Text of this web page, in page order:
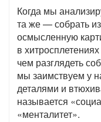
Когда мы
та же — собрать
осмысленную
в
чем разглядеть
мы заимствуем у
деталями и
называется
«менталитет».